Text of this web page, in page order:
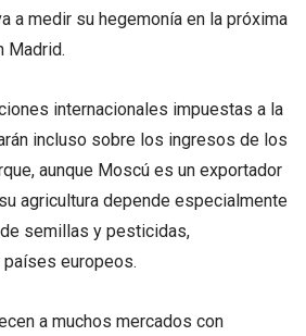
a medir su hegemonía en la próxima
Madrid.
internacionales impuestas a la
incluso sobre los ingresos de los
aunque Moscú es un exportador
agricultura depende especialmente
semillas y pesticidas,
europeos.
a muchos mercados con